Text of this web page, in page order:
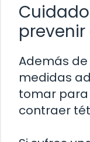
Además
medidas
tomar para
contraer